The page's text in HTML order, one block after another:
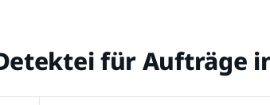
für Aufträge